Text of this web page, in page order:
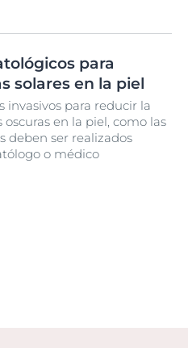
para
solares en la piel
invasivos para reducir la
en la piel, como las
deben ser realizados
o médico